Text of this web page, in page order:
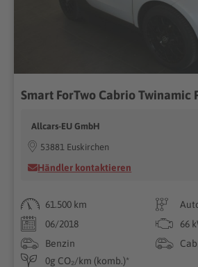
Smart ForTwo Cabrio Twinamic
Allcars-EU GmbH
53881 Euskirchen
Händler kontaktieren
61.500 km
06/2018
66
Benzin
0g CO₂/km (komb.)*